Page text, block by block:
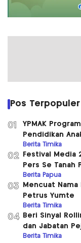
Pos Terpopuler
01
YPMAK
Pendidikan
Berita Timika
02
Festival Media
Pers Se Tanah
Berita Papua
03
Mencuat
Petrus Yumte
Berita Timika
04
Beri Sinyal
dan Jabatan
Berita Timika